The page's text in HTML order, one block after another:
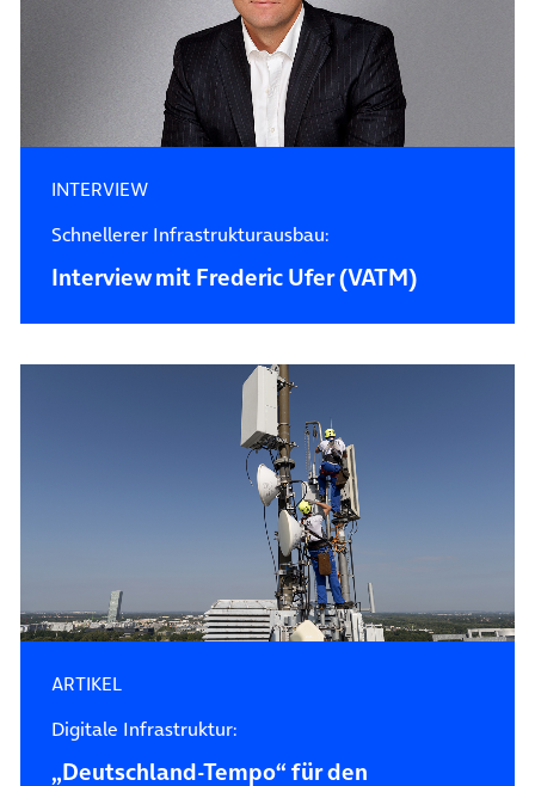
INTERVIEW
Schnellerer Infrastrukturausbau:
Interview mit Frederic Ufer (VATM)
ARTIKEL
Digitale Infrastruktur:
„Deutschland-Tempo“ für den